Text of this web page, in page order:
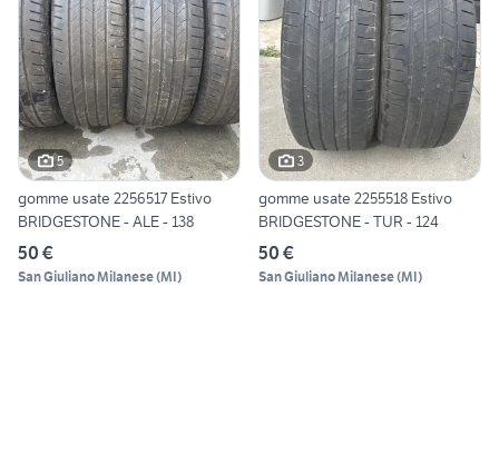
5
gomme usate 2256517 Estivo
BRIDGESTONE - ALE - 138
50 €
San Giuliano Milanese(MI)
3
gomme usate 2255518 Estivo
BRIDGESTONE - TUR - 124
50 €
San Giuliano Milanese(MI)